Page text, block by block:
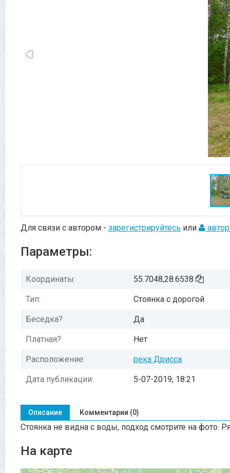
Для связи с автором - зарегистрируйтесь или
Параметры:
Координаты: 55.7048,28.6538
Тип: Стоянка с дорогой
Беседка? Да
Платная? Нет
Расположение: река Дрисса
Дата публикации: 5-07-2019, 18:21
Описание Комментарии (0)
Стоянка не видна с воды, подход смотрите на фото.
На карте